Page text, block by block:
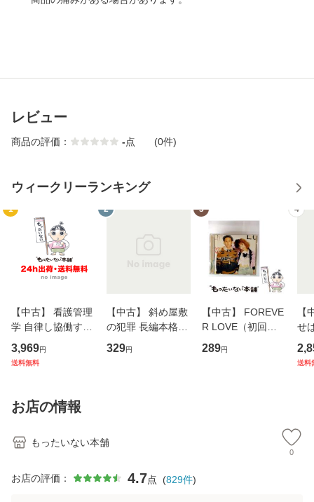
レビュー
商品の評価： -点 (0件)
ウィークリーランキング
1
【中古】 看護管理
学 自律し協働する
専門職の看護マネ
ジメントスキル 改
恵 藤本幸三 / 南江
堂 [単行
3,969円
送料無料
2
【中古】 斜め屋敷
の犯罪 長編本格推
理小説 (光文社文
庫) / 島田荘司 / 光
329円
3
【中古】 FOREVE
R LOVE（初回生
産限定盤） / 清水
翔太×加藤ミリヤ /
289円
4
【
せ
タ
送料
お店の情報
もったいない本舗
0
お店の評価： 4.7点 (829件)